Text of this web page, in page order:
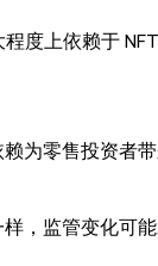
程度上依赖于
为零售投资者
，监管变化可